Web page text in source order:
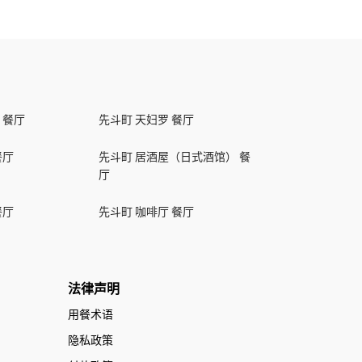
餐厅 先斗町 天妇罗 餐厅
厅
先斗町 居酒屋（日式酒馆） 餐
厅
厅 先斗町 咖啡厅 餐厅
法律声明
用餐术语
隐私政策